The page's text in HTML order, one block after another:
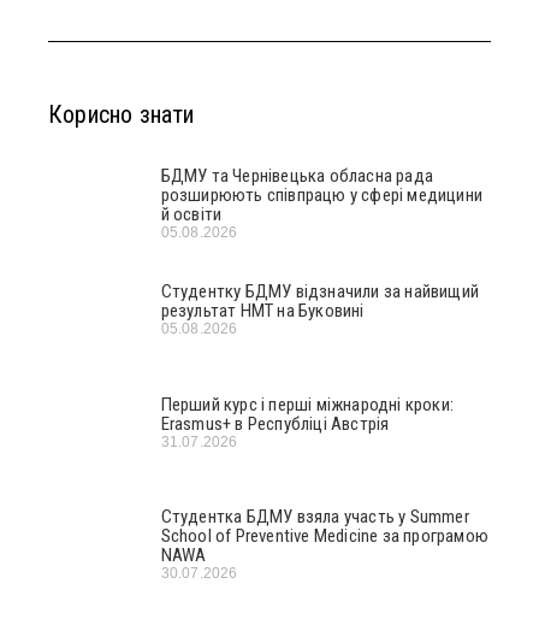
Корисно знати
БДМУ та Чернівецька обласна рада
розширюють співпрацю у сфері медицини
й освіти
05.08.2026
Студентку БДМУ відзначили за найвищий
результат НМТ на Буковині
05.08.2026
Перший курс і перші міжнародні кроки:
Erasmus+ в Республіці Австрія
31.07.2026
Студентка БДМУ взяла участь у Summer
School of Preventive Medicine за програмою
NAWA
30.07.2026